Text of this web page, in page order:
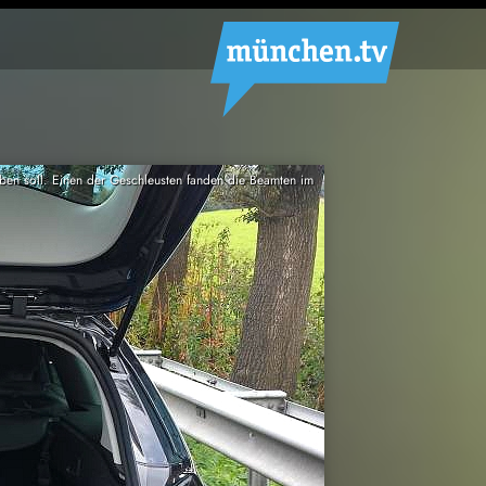
soll. Einen der Geschleusten fanden die Beamten im